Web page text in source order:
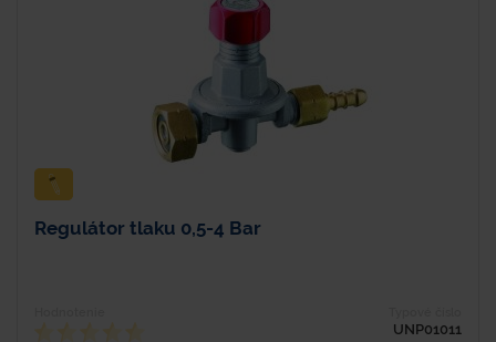
Regulátor tlaku 0,5-4 Bar
UNP01011